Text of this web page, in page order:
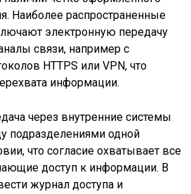
Наиболее распространенные
электронную передачу
связи, например с
HTTPS или VPN, что
информации.
через внутренние системы
подразделениями одной
что согласие охватывает все
доступ к информации. В
журнал доступа и